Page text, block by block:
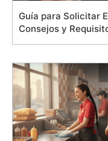
Guía para Solicitar
Consejos y